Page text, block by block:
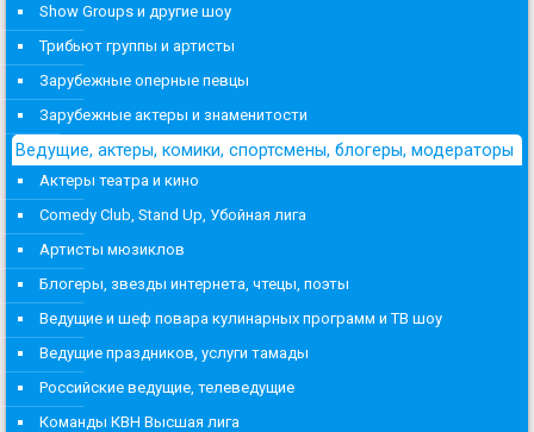
Show Groups и другие шоу
Трибьют группы и артисты
Зарубежные оперные певцы
Зарубежные актеры и знаменитости
Ведущие, актеры, комики, спортсмены, блогеры, модераторы
Актеры театра и кино
Comedy Club, Stand Up, Убойная лига
Артисты мюзиклов
Блогеры, звезды интернета, чтецы, поэты
Ведущие и шеф повара кулинарных программ и ТВ шоу
Ведущие праздников, услуги тамады
Российские ведущие, телеведущие
Команды КВН Высшая лига